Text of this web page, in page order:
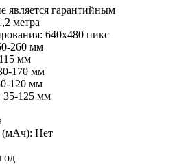
является гарантийным
метра
640х480 пикс
260 мм
мм
170 мм
120 мм
35-125 мм
(мАч): Нет